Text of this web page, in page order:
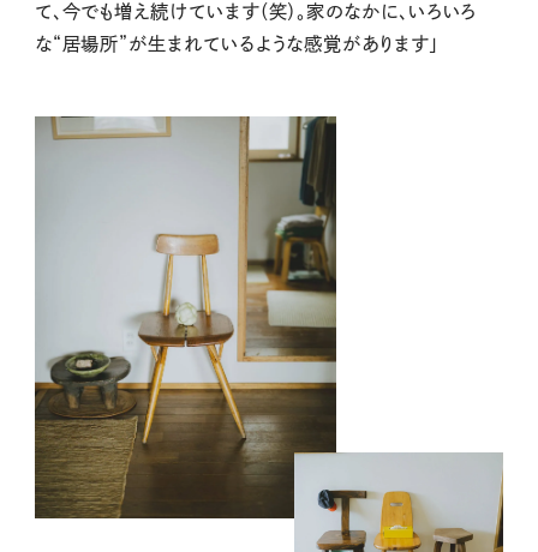
て、今でも増え続けています（笑）。家のなかに、いろいろ
な“居場所”が生まれているような感覚があります」